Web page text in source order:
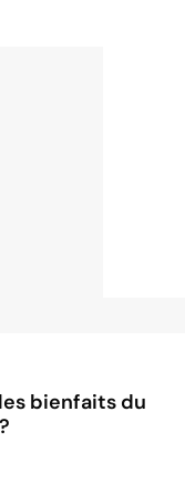
bienfaits du